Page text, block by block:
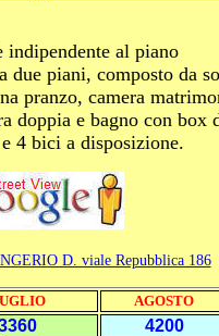
indipendente al piano
due piani, composto da
pranzo, camera
doppia e bagno con box
4 bici a disposizione.
D. viale Repubblica 186
AGOSTO
4200